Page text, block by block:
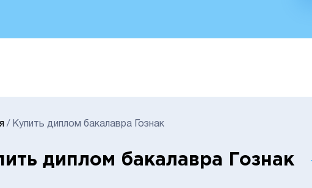
/ Купить диплом бакалавра Гознак
диплом бакалавра Гознак